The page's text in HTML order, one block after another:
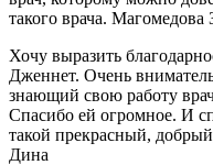
такого врача. Магомедова
Хочу выразить
Дженнет. Очень
знающий свою работу
Спасибо ей огромное. И
такой прекрасный,
Дина